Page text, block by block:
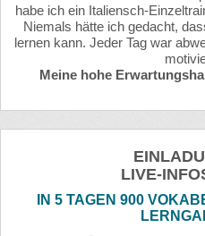
habe ich ein Italiensch-
Niemals hätte ich gedacht,
lernen kann. Jeder Tag war
Meine hohe
LIVE-
IN 5 TAGEN 900